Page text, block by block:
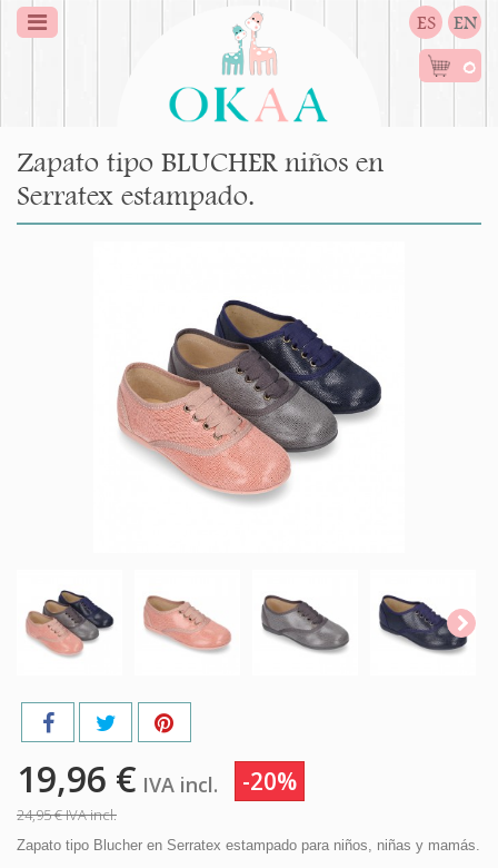
ES EN
0
Zapato tipo BLUCHER niños en
Serratex estampado.
19,96 € IVA incl. -20%
24,95 €IVA incl.
Zapato tipo Blucher en Serratex estampado para niños, niñas y mamás.